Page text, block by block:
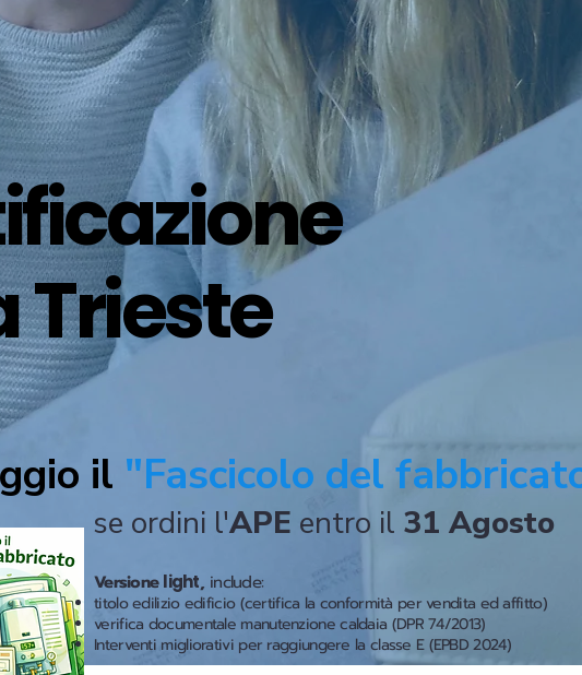
Trieste
il "Fascicolo del
se ordini l'APE entro il 31 Agosto
Versionelight,include:
titolo edilizio edificio (certifica la conformità per vendita ed affitto)
verifica documentale manutenzione caldaia (DPR 74/2013)
Interventi migliorativi per raggiungere la classe E (EPBD 2024)